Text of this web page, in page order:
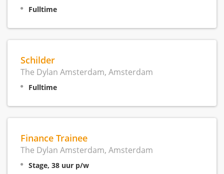
Fulltime
Schilder
The Dylan Amsterdam, Amsterdam
Fulltime
Finance Trainee
The Dylan Amsterdam, Amsterdam
Stage, 38 uur p/w